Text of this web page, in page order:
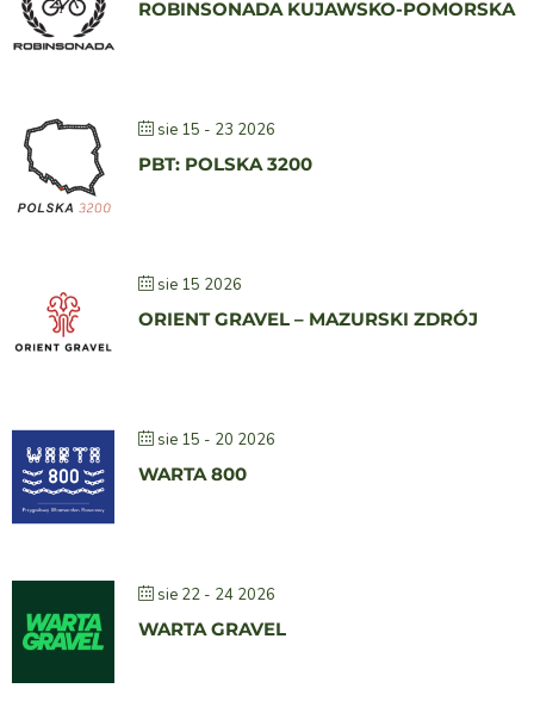
ROBINSONADA KUJAWSKO-POMORSKA
sie 15 - 23 2026
PBT: POLSKA 3200
sie 15 2026
ORIENT GRAVEL – MAZURSKI ZDRÓJ
sie 15 - 20 2026
WARTA 800
sie 22 - 24 2026
WARTA GRAVEL